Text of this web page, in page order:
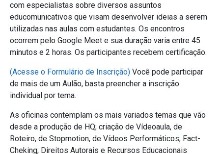
com especialistas sobre diversos assuntos
educomunicativos que visam desenvolver ideias a serem
utilizadas nas aulas com estudantes. Os encontros
ocorrem pelo Google Meet e sua duração varia entre 45
minutos e 2 horas. Os participantes recebem certificação.
(Acesse o Formulário de Inscrição) Você pode participar
de mais de um Aulão, basta preencher a inscrição
individual por tema.
As oficinas contemplam os mais variados temas que vão
desde a produção de HQ; criação de Vídeoaula, de
Roteiro, de Stopmotion, de Vídeos Performáticos; Fact-
Cheking; Direitos Autorais e Recursos Educacionais